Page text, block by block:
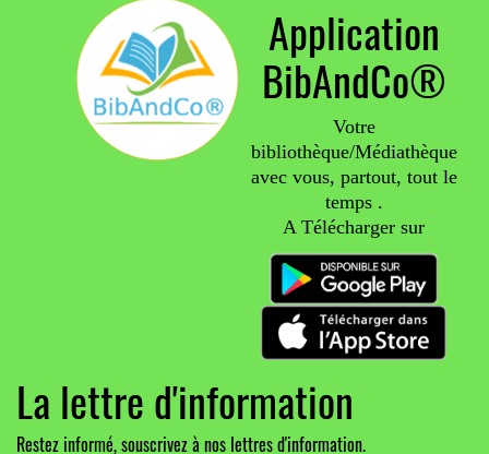
Application
BibAndCo®
Votre
bibliothèque/Médiathèque
avec vous, partout, tout le
temps .
A Télécharger sur
La lettre d'information
Restez informé, souscrivez à nos lettres d'information.